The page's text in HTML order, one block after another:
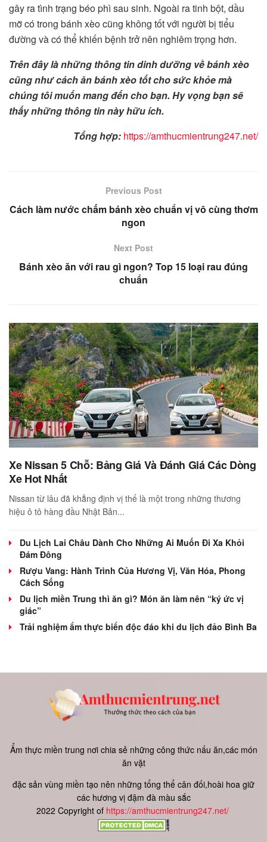
gây ra tình trạng béo phì sau sinh. Ngoài ra tinh bột, dầu
mỡ có trong bánh xèo cũng không tốt với người bị tiểu
đường và có thể khiến bệnh trở nên nghiêm trọng hơn.
Trên đây là những thông tin dinh dưỡng về bánh xèo
cũng như cách ăn bánh xèo tốt cho sức khỏe mà
chúng tôi muốn mang đến cho bạn. Hy vọng bạn sẽ
thấy những thông tin này hữu ích.
Tổng hợp: https://amthucmientrung247.net/
Previous Post
Cách làm nước chấm bánh xèo chuẩn vị vô cùng thơm
ngon
Next Post
Bánh xèo ăn với rau gì ngon? Top 15 loại rau đúng
chuẩn
Xe Nissan 5 Chỗ: Bảng Giá Và Đánh Giá Các Dòng
Xe Hot Nhất
Nissan từ lâu đã khẳng định vị thế là một trong những thương
hiệu ô tô hàng đầu Nhật Bản...
Du Lịch Lai Châu Dành Cho Những Ai Muốn Đi Xa Khỏi
Đám Đông
Rượu Vang: Hành Trình Của Hương Vị, Văn Hóa, Phong
Cách Sống
Du lịch miền Trung thì ăn gì? Món ăn làm nên “ký ức vị
giác”
Trải nghiệm ẩm thực biển độc đáo khi du lịch đảo Bình Ba
Ẩm thực miền trung nơi chia sẻ những công thức nấu ăn,các món
ăn vặt
đặc sản vùng miền tạo nên những tổng thể cân đối,hoài hoa giữ
các hương vị đậm đà màu sắc
2022 Copyright of https://amthucmientrung247.net/